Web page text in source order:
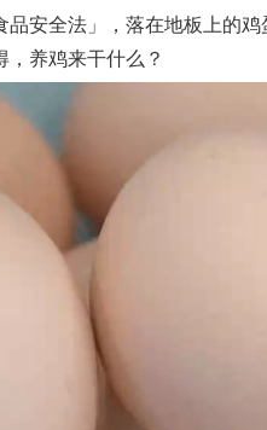
安全法」，落在地板上的
，养鸡来干什么？